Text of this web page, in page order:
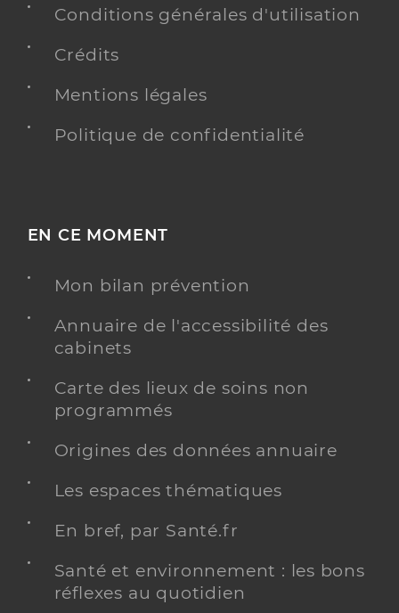
Conditions générales d'utilisation
Crédits
Mentions légales
Politique de confidentialité
EN CE MOMENT
Mon bilan prévention
Annuaire de l'accessibilité des
cabinets
Carte des lieux de soins non
programmés
Origines des données annuaire
Les espaces thématiques
En bref, par Santé.fr
Santé et environnement : les bons
réflexes au quotidien